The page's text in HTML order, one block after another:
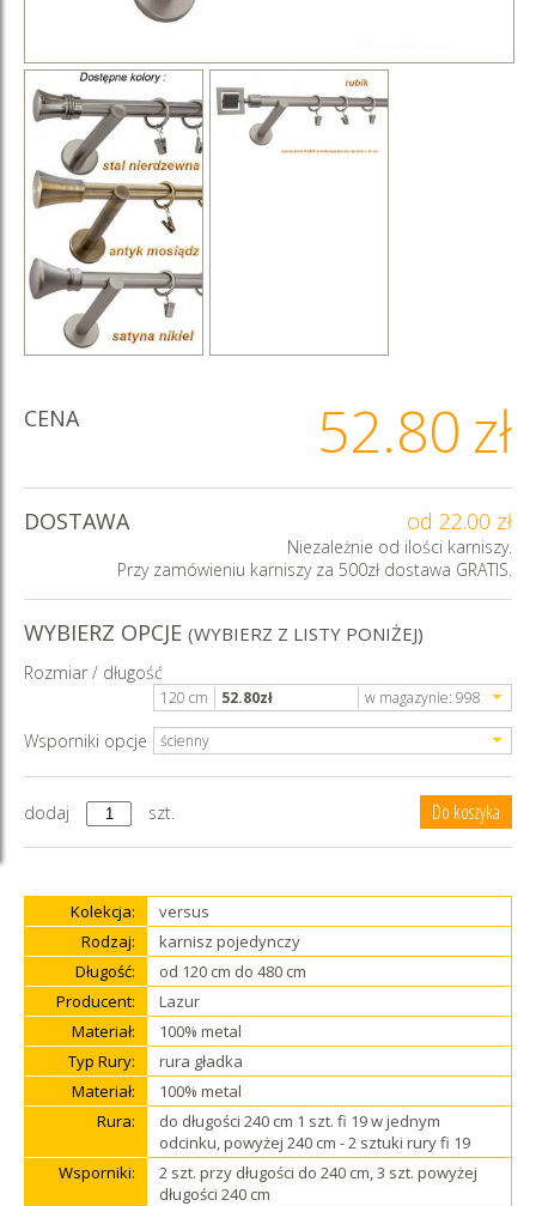
CENA 52.80 zł
DOSTAWA od 22.00 zł
Niezależnie od ilości karniszy.
Przy zamówieniu karniszy za 500zł dostawa GRATIS.
WYBIERZ OPCJE (WYBIERZ Z LISTY PONIŻEJ)
Rozmiar / długość
120 cm 52.80zł w magazynie: 998
Wsporniki opcje ścienny
dodaj szt.
Kolekcja:
versus
Rodzaj:
karnisz pojedynczy
Długość:
od 120 cm do 480 cm
Producent:
Lazur
Materiał:
100% metal
Typ Rury:
rura gładka
Materiał:
100% metal
Rura:
do długości 240 cm 1 szt. fi 19 w jednym
odcinku, powyżej 240 cm - 2 sztuki rury fi 19
Wsporniki:
2 szt. przy długości do 240 cm, 3 szt. powyżej
długości 240 cm